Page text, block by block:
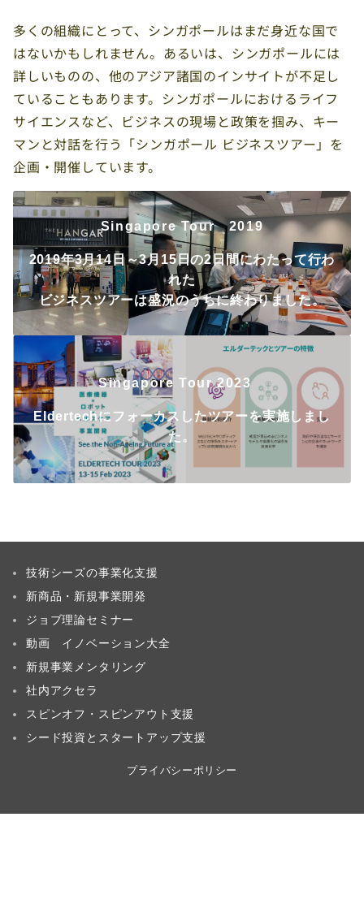
多くの組織にとって、シンガポールはまだ身近な国で
はないかもしれません。あるいは、シンガポールには
詳しいものの、他のアジア諸国のインサイトが不足し
ていることもあります。シンガポールにおけるライフ
サイエンスなど、ビジネスの現場と政策を掴み、キー
マンと対話を行う「シンガポール ビジネスツアー」を
企画・開催しています。
Singapore Tour 2019
2019年3月14日～3月15日の2日間にわたって行わ
れた
ビジネスツアーは盛況のうちに終わりました。
Singapore Tour 2023
Eldertechにフォーカスしたツアーを実施しまし
た。
技術シーズの事業化支援
新商品・新規事業開発
ジョブ理論セミナー
動画 イノベーション大全
新規事業メンタリング
社内アクセラ
スピンオフ・スピンアウト支援
シード投資とスタートアップ支援
プライバシーポリシー